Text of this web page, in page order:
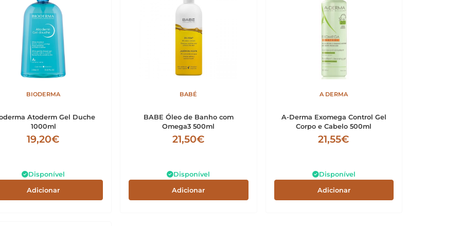
BIODERMA
Atoderm Gel Duche
1000ml
19,20€
Disponível
Adicionar
BABÉ
BABE Óleo de Banho com
Omega3 500ml
21,50€
Disponível
Adicionar
A DERMA
A-Derma Exomega Control Gel
Corpo e Cabelo 500ml
21,55€
Disponível
Adicionar